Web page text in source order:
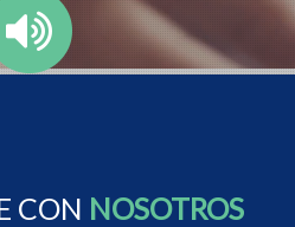
CON NOSOTROS